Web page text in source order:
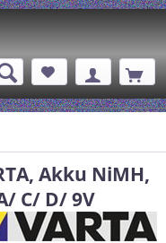
Akku NiMH,
C/ D/ 9V